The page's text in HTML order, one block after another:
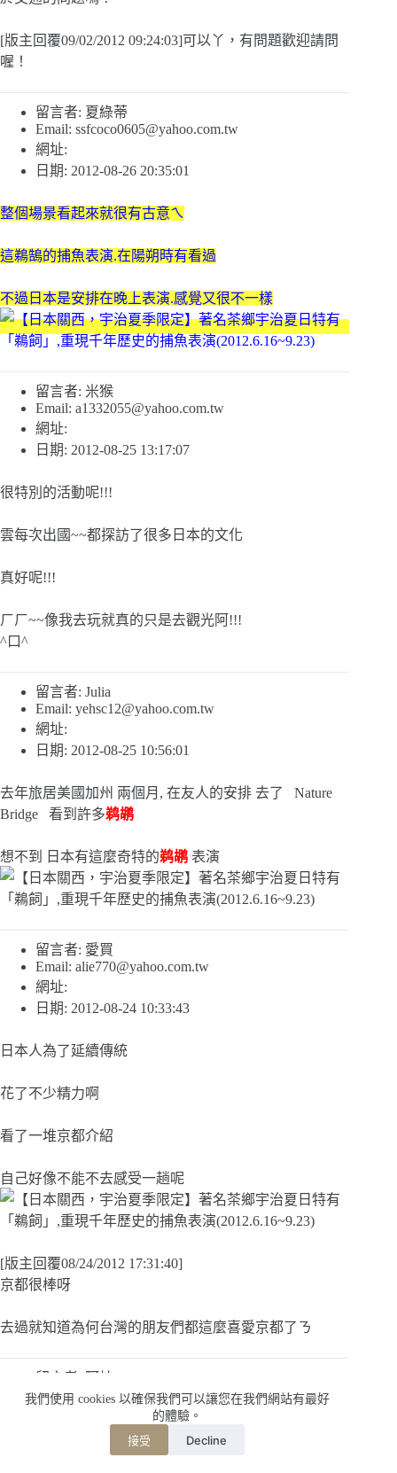
我們使用 cookies 以確保我們可以讓您在我們網站有最好
的體驗。
接受 Decline
[版主回覆09/02/2012 09:24:03]可以丫，有問題歡迎請問
喔！
留言者: 夏綠蒂
Email: ssfcoco0605@yahoo.com.tw
網址:
日期: 2012-08-26 20:35:01
整個場景看起來就很有古意ㄟ
這鵜鵠的捕魚表演.在陽朔時有看過
不過日本是安排在晚上表演.感覺又很不一樣
留言者: 米猴
Email: a1332055@yahoo.com.tw
網址:
日期: 2012-08-25 13:17:07
很特別的活動呢!!!
雲每次出國~~都探訪了很多日本的文化
真好呢!!!
ㄏㄏ~~像我去玩就真的只是去觀光阿!!!
^口^
留言者: Julia
Email: yehsc12@yahoo.com.tw
網址:
日期: 2012-08-25 10:56:01
去年旅居美國加州 兩個月, 在友人的安排 去了 Nature
Bridge 看到許多鹈鹕
想不到 日本有這麼奇特的鹈鹕 表演
留言者: 愛買
Email: alie770@yahoo.com.tw
網址:
日期: 2012-08-24 10:33:43
日本人為了延續傳統
花了不少精力啊
看了一堆京都介紹
自己好像不能不去感受一趟呢
[版主回覆08/24/2012 17:31:40]
京都很棒呀
去過就知道為何台灣的朋友們都這麼喜愛京都了ㄋ
留言者: 阿桂
Email: a3616013@yahoo.com.tw
日期: 2012-08-24 10:16:12